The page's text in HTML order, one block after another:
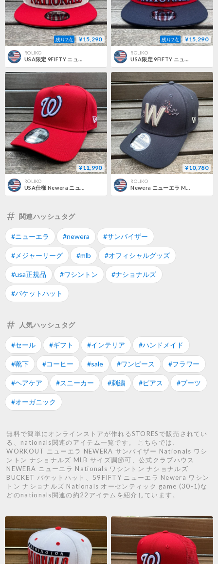
残り2点 ¥15,290
ROLIKO
USA限定 9FIFTY ニューエラ MLB ワシントン ナショナルズ Nationals スナップバックキャップ ARCHIVE (950-232)
残り2点 ¥15,290
ROLIKO
USA限定 9FIFTY ニューエラ MLB ワシントン ナショナルズ Nationals スナップバックキャップ ARCHIVE 赤 (950-233)
¥11,990
ROLIKO
¥10,780
ROLIKO
関連ハッシュタグ
#ニューエラ #newera #サンバイザー
#メジャーリーグ #mlb #オフィシャルグッズ
#usa正規品 #ワシントン #ナショナルズ
#バケットハット
人気ハッシュタグ
#セール #ギフト #インテリア #ハンドメイド
#靴下 #コーヒー #sale #ワンピース #フラワー
#ヘアケア #スニーカー #刺繍 #ピアス #ブーツ
#オーガニック
無料で簡単にオンラインストアが作れるSTORESで販売されてい
る、nationals関連のアイテム一覧です。 こちらでは、
WORKOUT ニューエラ NEWERA サンバイザー Nationals ワシ
ントン ナショナルズ MLB サイズ調節可、公式クラブハウス
NEWERA ニューエラ Nationals ワシントン ナショナルズ
BUCKET バケットハット、59FIFTY ニューエラ Newera ワシン
トン ナショナルズ Nationals オーセンティック game (30-1)な
どのnationals関連の約22アイテムを紹介しています。